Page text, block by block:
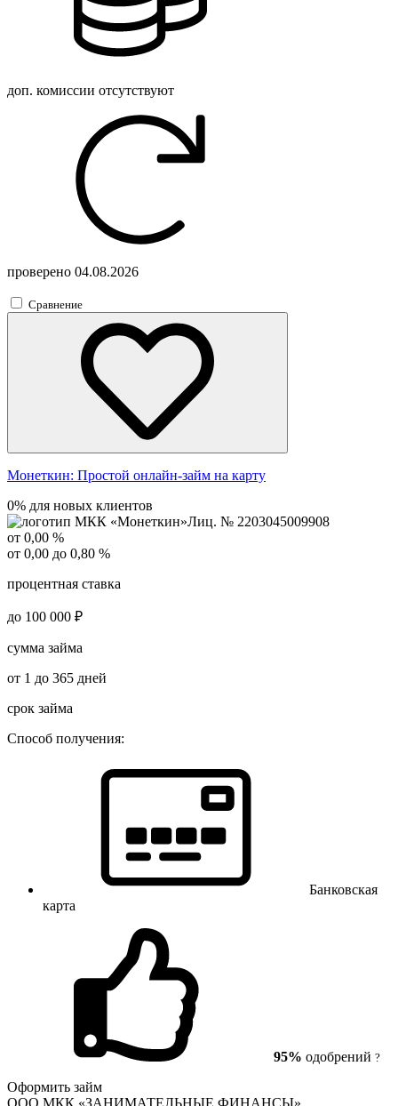
доп. комиссии отсутствуют
проверено 04.08.2026
Сравнение
Монеткин: Простой онлайн-займ на карту
0% для новых клиентов
Лиц. № 2203045009908
от 0,00 %
от 0,00 до 0,80 %
процентная ставка
до 100 000 ₽
сумма займа
от 1 до 365 дней
срок займа
Способ получения:
Банковская
карта
95% одобрений ?
Оформить займ
ООО МКК «ЗАНИМАТЕЛЬНЫЕ ФИНАНСЫ»